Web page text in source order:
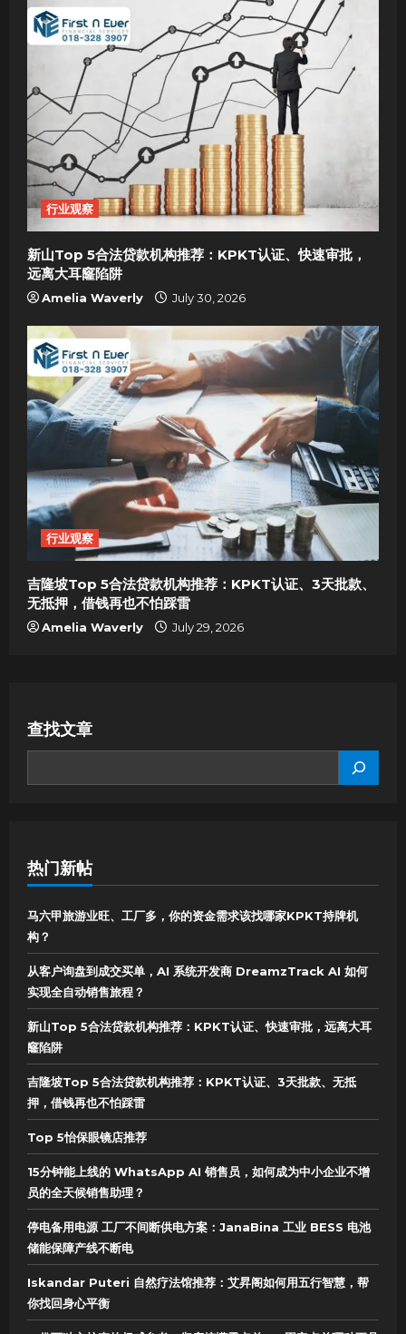
行业观察
新山Top 5合法贷款机构推荐：KPKT认证、快速审批，
远离大耳窿陷阱
Amelia Waverly July 30, 2026
行业观察
吉隆坡Top 5合法贷款机构推荐：KPKT认证、3天批款、
无抵押，借钱再也不怕踩雷
Amelia Waverly July 29, 2026
查找文章
热门新帖
马六甲旅游业旺、工厂多，你的资金需求该找哪家KPKT持牌机
构？
从客户询盘到成交买单，AI 系统开发商 DreamzTrack AI 如何
实现全自动销售旅程？
新山Top 5合法贷款机构推荐：KPKT认证、快速审批，远离大耳
窿陷阱
吉隆坡Top 5合法贷款机构推荐：KPKT认证、3天批款、无抵
押，借钱再也不怕踩雷
Top 5怡保眼镜店推荐
15分钟能上线的 WhatsApp AI 销售员，如何成为中小企业不增
员的全天候销售助理？
停电备用电源 工厂不间断供电方案：JanaBina 工业 BESS 电池
储能保障产线不断电
Iskandar Puteri 自然疗法馆推荐：艾昇阁如何用五行智慧，帮
你找回身心平衡